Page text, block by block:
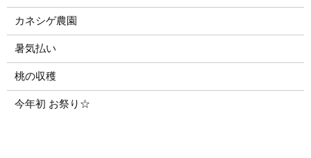
カネシゲ農園
暑気払い
桃の収穫
今年初 お祭り☆